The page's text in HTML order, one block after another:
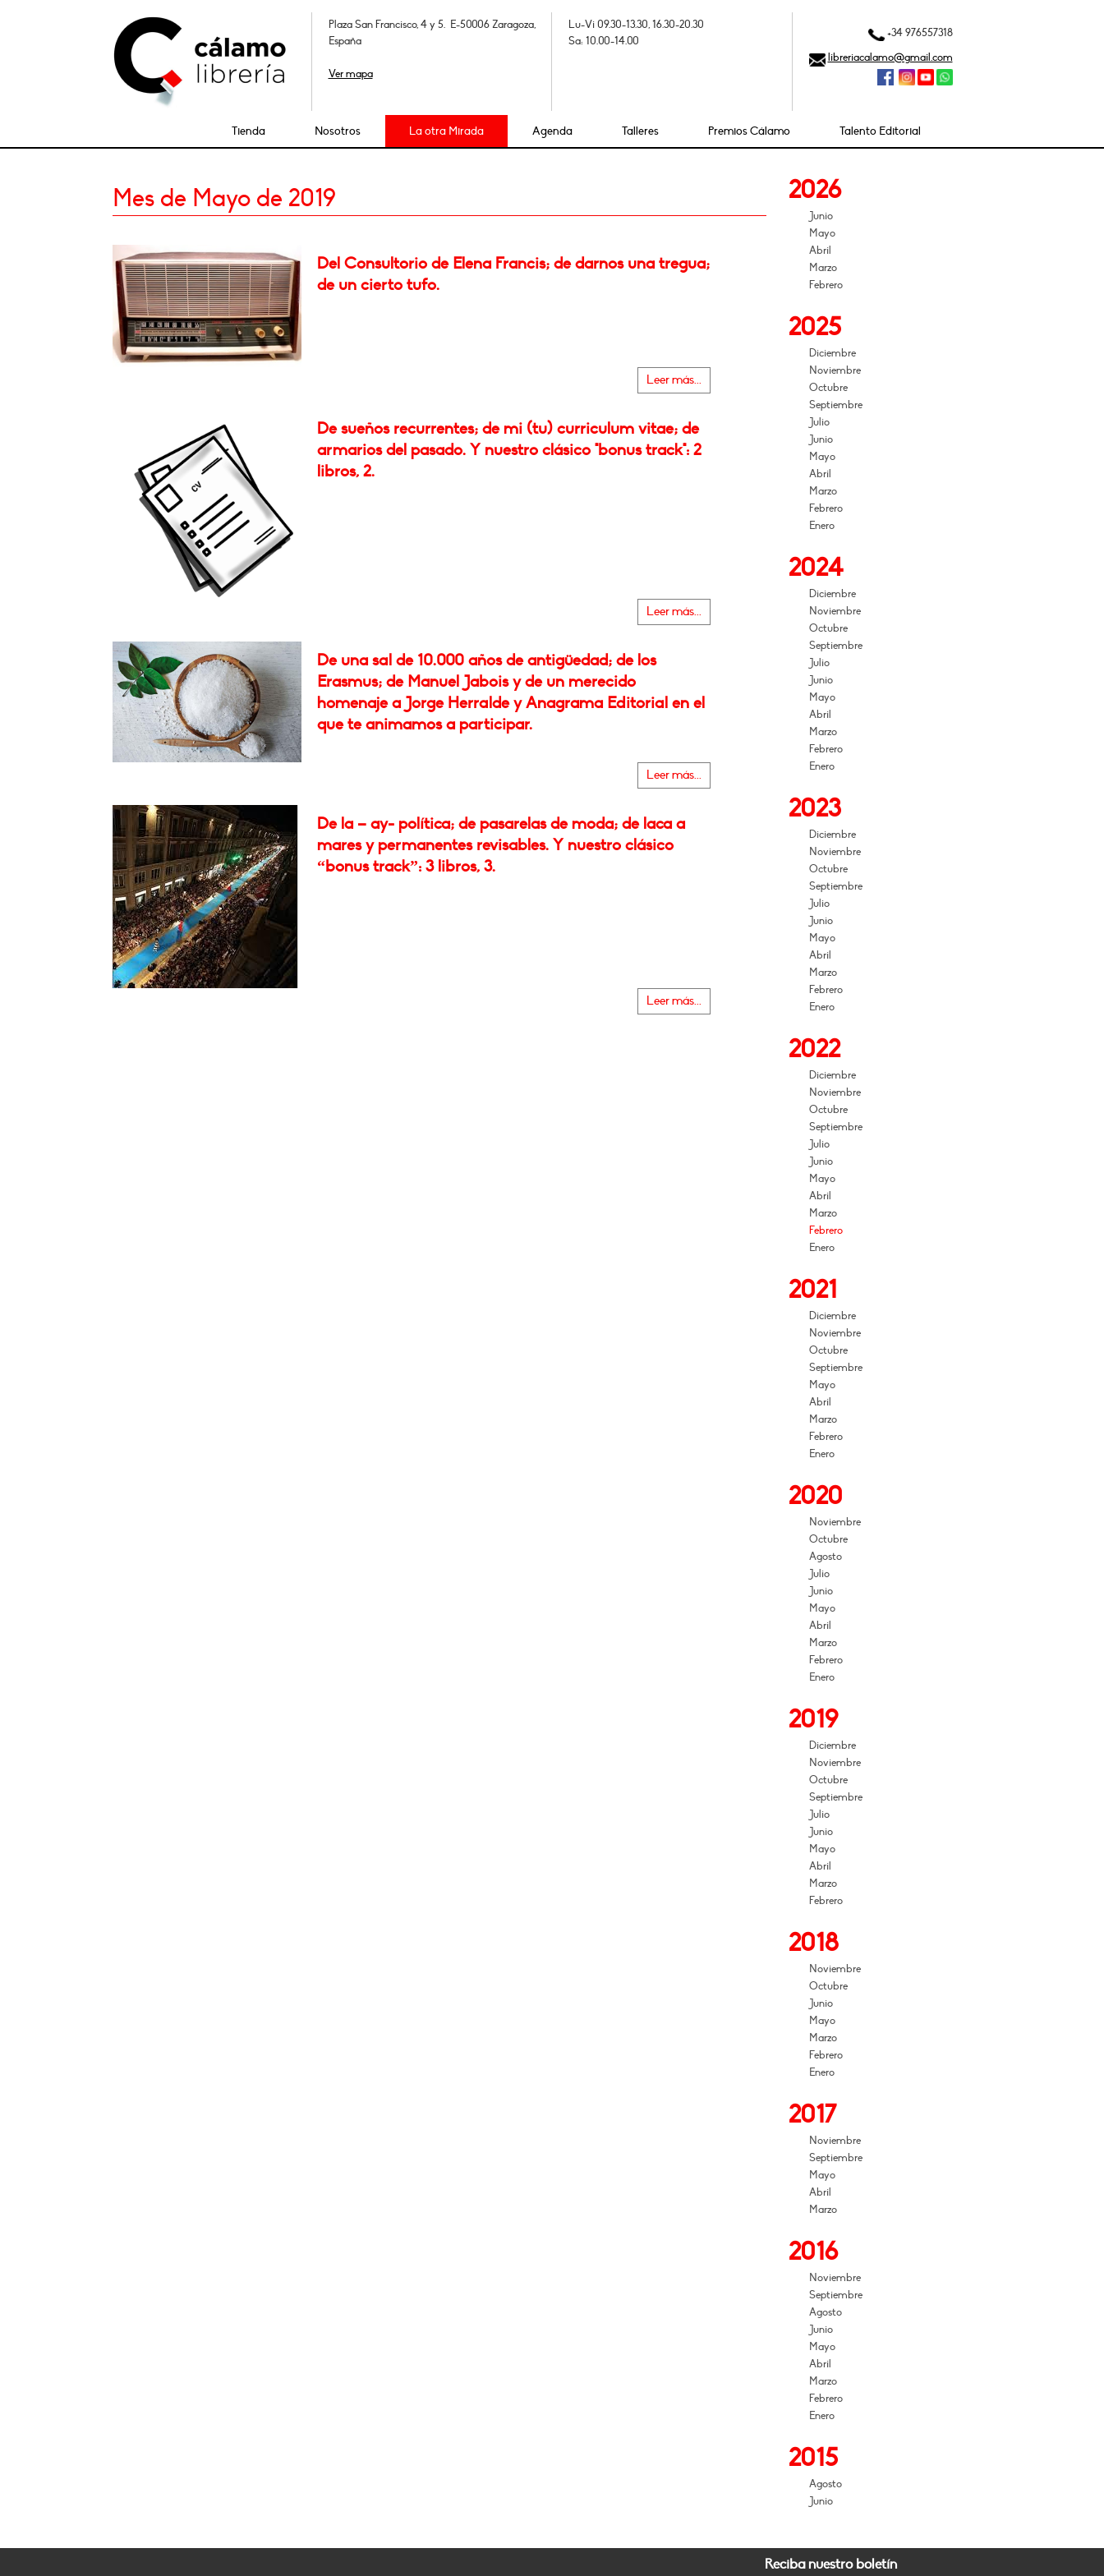
Plaza San Francisco, 4 y 5. E-50006 Zaragoza,
España
Ver mapa
Lu-Vi 09.30-13.30, 16.30-20.30
Sa: 10.00-14.00
+34 976557318
libreriacalamo@gmail.com
Tienda Nosotros La otra Mirada Agenda Talleres Premios Cálamo Talento Editorial
Mes de Mayo de 2019
Del Consultorio de Elena Francis; de darnos una tregua;
de un cierto tufo.
Leer más...
De sueños recurrentes; de mi (tu) curriculum vitae; de
armarios del pasado. Y nuestro clásico "bonus track": 2
libros, 2.
Leer más...
De una sal de 10.000 años de antigüedad; de los
Erasmus; de Manuel Jabois y de un merecido
homenaje a Jorge Herralde y Anagrama Editorial en el
que te animamos a participar.
Leer más...
De la – ay- política; de pasarelas de moda; de laca a
mares y permanentes revisables. Y nuestro clásico
“bonus track”: 3 libros, 3.
Leer más...
2026
Junio
Mayo
Abril
Marzo
Febrero
2025
Diciembre
Noviembre
Octubre
Septiembre
Julio
Junio
Mayo
Abril
Marzo
Febrero
Enero
2024
Diciembre
Noviembre
Octubre
Septiembre
Julio
Junio
Mayo
Abril
Marzo
Febrero
Enero
2023
Diciembre
Noviembre
Octubre
Septiembre
Julio
Junio
Mayo
Abril
Marzo
Febrero
Enero
2022
Diciembre
Noviembre
Octubre
Septiembre
Julio
Junio
Mayo
Abril
Marzo
Febrero
Enero
2021
Diciembre
Noviembre
Octubre
Septiembre
Mayo
Abril
Marzo
Febrero
Enero
2020
Noviembre
Octubre
Agosto
Julio
Junio
Mayo
Abril
Marzo
Febrero
Enero
2019
Diciembre
Noviembre
Octubre
Septiembre
Julio
Junio
Mayo
Abril
Marzo
Febrero
2018
Noviembre
Octubre
Junio
Mayo
Marzo
Febrero
Enero
2017
Noviembre
Septiembre
Mayo
Abril
Marzo
2016
Noviembre
Septiembre
Agosto
Junio
Mayo
Abril
Marzo
Febrero
Enero
2015
Agosto
Junio
Reciba nuestro boletín